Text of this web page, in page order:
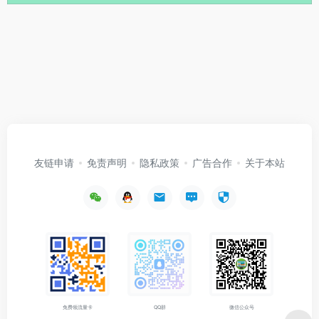
友链申请 免责声明 隐私政策 广告合作 关于本站
免费领流量卡 QQ群 微信公众号